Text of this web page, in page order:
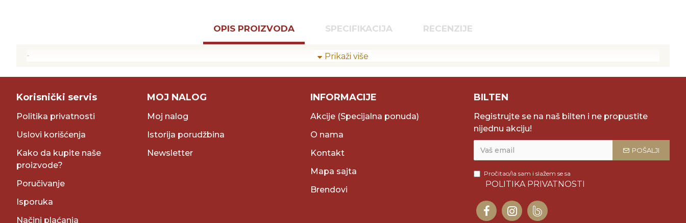
OPIS PROIZVODA SPECIFIKACIJA RECENZIJE
-
Korisnički servis
Politika privatnosti
Uslovi korišćenja
Kako da kupite naše
proizvode?
Poručivanje
Isporuka
Načini plaćanja
MOJ NALOG
Moj nalog
Istorija porudžbina
Newsletter
INFORMACIJE
Akcije (Specijalna ponuda)
O nama
Kontakt
Mapa sajta
Brendovi
BILTEN
Registrujte se na naš bilten i ne propustite
nijednu akciju!
POŠALJI
Pročitao/la sam i slažem se sa
POLITIKA PRIVATNOSTI